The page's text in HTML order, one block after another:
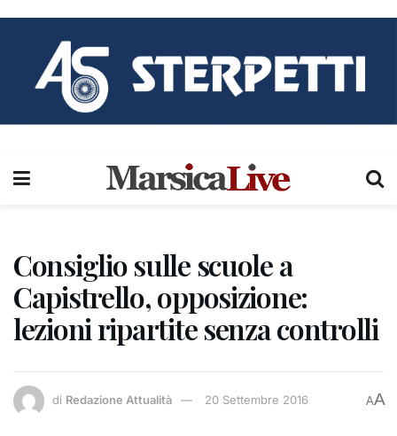
Consiglio sulle scuole a
Capistrello, opposizione:
lezioni ripartite senza controlli
di Redazione Attualità 20 Settembre 2016 AA